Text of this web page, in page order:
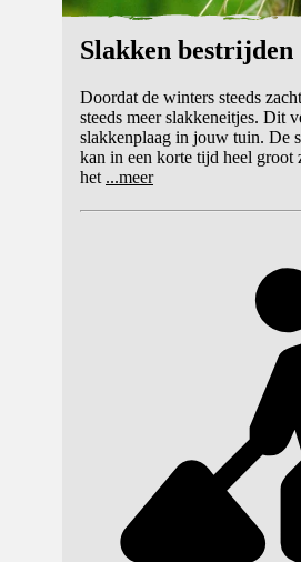
Slakken bestrijden
Doordat de winters steeds
steeds meer slakkeneitjes. Dit
slakkenplaag in jouw tuin. De
kan in een korte tijd heel groot
het ...meer